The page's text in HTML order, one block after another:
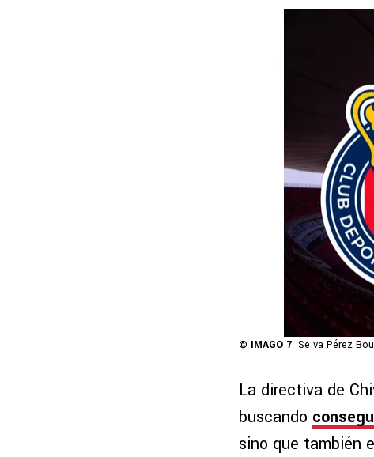
© IMAGO 7 Se va Pérez
La directiva de
buscando
sino que también